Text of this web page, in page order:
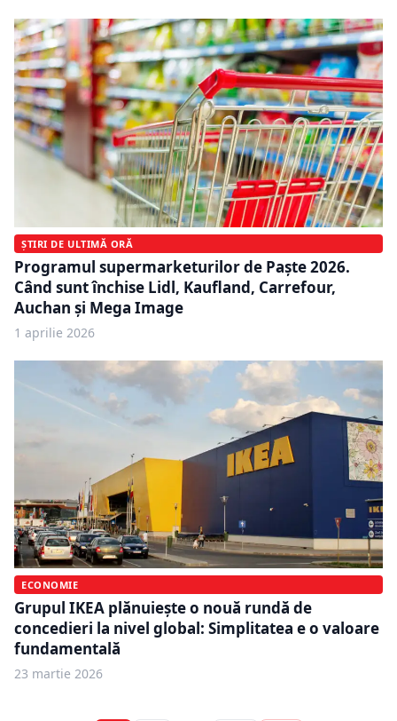
ȘTIRI DE ULTIMĂ ORĂ
Programul supermarketurilor de Paște 2026.
Când sunt închise Lidl, Kaufland, Carrefour,
Auchan și Mega Image
1 aprilie 2026
ECONOMIE
Grupul IKEA plănuiește o nouă rundă de
concedieri la nivel global: Simplitatea e o valoare
fundamentală
23 martie 2026